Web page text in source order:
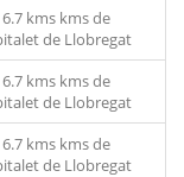
6.7 kms kms de
de Llobregat
6.7 kms kms de
de Llobregat
6.7 kms kms de
de Llobregat